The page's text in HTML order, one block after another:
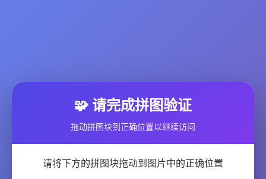
🧩 请完成拼图验证
拖动拼图块到正确位置以继续访问
请将下方的拼图块拖动到图片中的正确位置